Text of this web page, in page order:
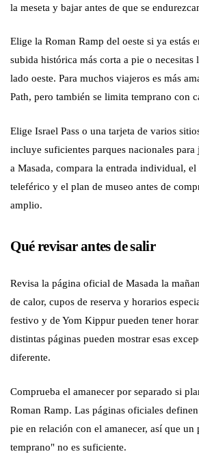
la meseta y bajar antes de que se
Elige la Roman Ramp del oeste si ya estás
subida histórica más corta a pie o necesitas
lado oeste. Para muchos viajeros es más
Path, pero también se limita temprano con
Elige Israel Pass o una tarjeta de varios
incluye suficientes parques nacionales
a Masada, compara la entrada individual,
teleférico y el plan de museo antes de
amplio.
Qué revisar antes de salir
Revisa la página oficial de Masada la
de calor, cupos de reserva y horarios
festivo y de Yom Kippur pueden tener
distintas páginas pueden mostrar esas
diferente.
Comprueba el amanecer por separado si
Roman Ramp. Las páginas oficiales
pie en relación con el amanecer, así que
temprano" no es suficiente.